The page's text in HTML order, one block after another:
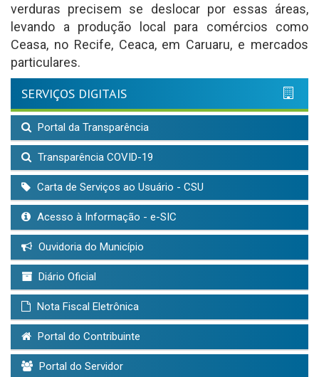
verduras precisem se deslocar por essas áreas,
levando a produção local para comércios como
Ceasa, no Recife, Ceaca, em Caruaru, e mercados
particulares.
SERVIÇOS DIGITAIS
Portal da Transparência
Transparência COVID-19
Carta de Serviços ao Usuário - CSU
Acesso à Informação - e-SIC
Ouvidoria do Município
Diário Oficial
Nota Fiscal Eletrônica
Portal do Contribuinte
Portal do Servidor